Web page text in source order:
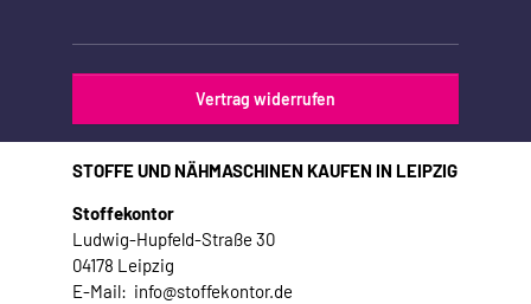
Vertrag widerrufen
STOFFE UND NÄHMASCHINEN KAUFEN IN LEIPZIG
Stoffekontor
Ludwig-Hupfeld-Straße 30
04178 Leipzig
E-Mail: info@stoffekontor.de